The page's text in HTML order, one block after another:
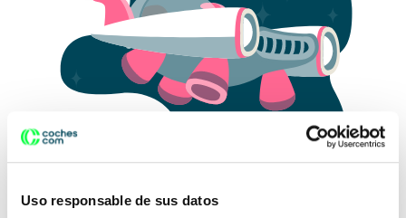
Uso responsable de sus datos